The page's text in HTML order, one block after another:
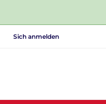
Sich anmelden